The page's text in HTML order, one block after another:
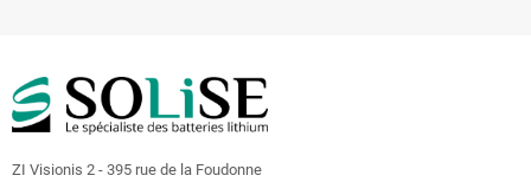
ZI Visionis 2 - 395 rue de la Foudonne